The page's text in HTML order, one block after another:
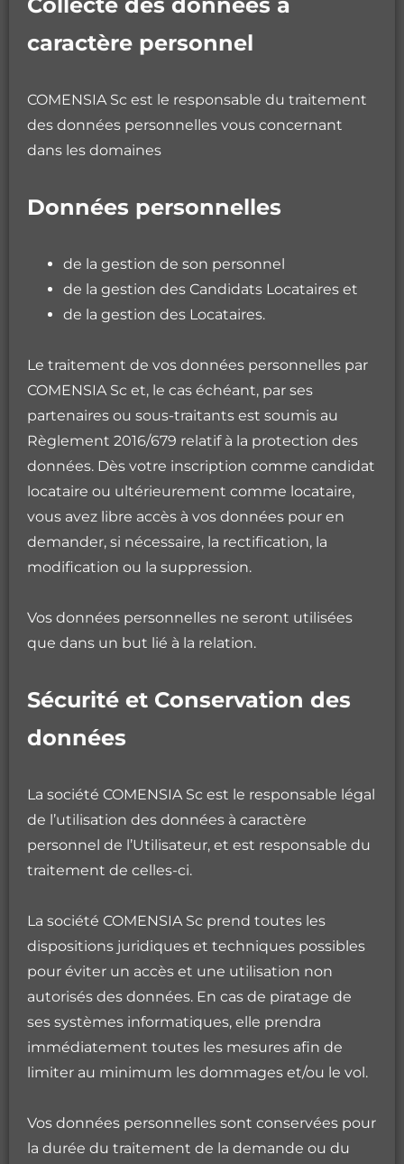
caractère personnel
COMENSIA Sc est le responsable du traitement
des données personnelles vous concernant
dans les domaines
Données personnelles
de la gestion de son personnel
de la gestion des Candidats Locataires et
de la gestion des Locataires.
Le traitement de vos données personnelles par
COMENSIA Sc et, le cas échéant, par ses
partenaires ou sous-traitants est soumis au
Règlement 2016/679 relatif à la protection des
données. Dès votre inscription comme candidat
locataire ou ultérieurement comme locataire,
vous avez libre accès à vos données pour en
demander, si nécessaire, la rectification, la
modification ou la suppression.
Vos données personnelles ne seront utilisées
que dans un but lié à la relation.
Sécurité et Conservation des
données
La société COMENSIA Sc est le responsable légal
de l’utilisation des données à caractère
personnel de l’Utilisateur, et est responsable du
traitement de celles-ci.
La société COMENSIA Sc prend toutes les
dispositions juridiques et techniques possibles
pour éviter un accès et une utilisation non
autorisés des données. En cas de piratage de
ses systèmes informatiques, elle prendra
immédiatement toutes les mesures afin de
limiter au minimum les dommages et/ou le vol.
Vos données personnelles sont conservées pour
la durée du traitement de la demande ou du